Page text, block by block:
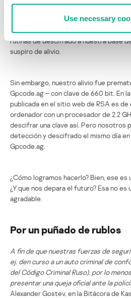
Use necessary
Nos tomó 10 horas de trabajo humano
para destruir la clave 330 bit utilizada
rutinas de descifrado a nuestra base
suspiro de alivio.
Sin embargo, nuestro alivio fue
Gpcode.ag – con clave de 660 bit. En
publicada en el sitio web de RSA es
ordenador con un procesador de 2.2
descifrar una clave así. Pero nosotros
detección y descifrado el mismo día
Gpcode.ag.
¿Cómo logramos hacerlo? Bien, ese es
¿Y que nos depara el futuro? Esa no es
agradable.
Por un puñado de rublos
A fin de que nuestras fuerzas de
ej. den curso a un auto criminal de
del Código Criminal Ruso), por lo
presentar una queja oficial ante la
Alexander Gostev, en la Bitácora de